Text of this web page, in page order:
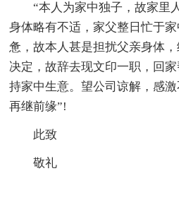
“本人为家中独子，故家里
身体略有不适，家父整日忙于
惫，故本人甚是担扰父亲身体
决定，故辞去现文印一职，回
持家中生意。望公司谅解，感
再继前缘”!
此致
敬礼